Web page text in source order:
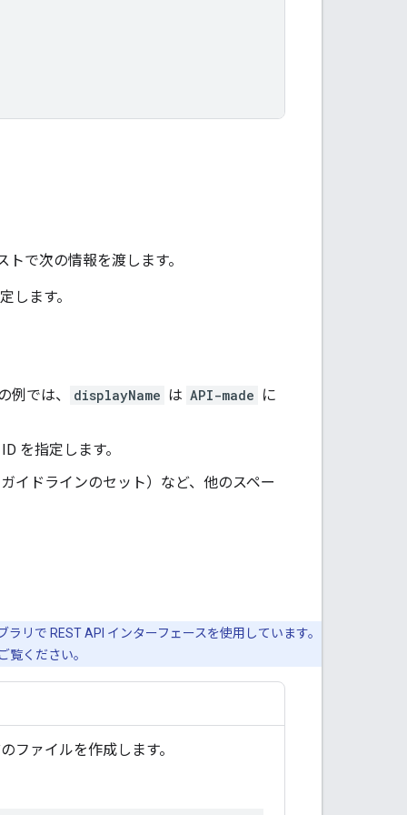
で次の情報を渡します。
します。
例では、 displayName は API-made に
を指定します。
イドラインのセット）など、他のスペー
リで REST API インターフェースを使用しています。
覧ください。
ファイルを作成します。